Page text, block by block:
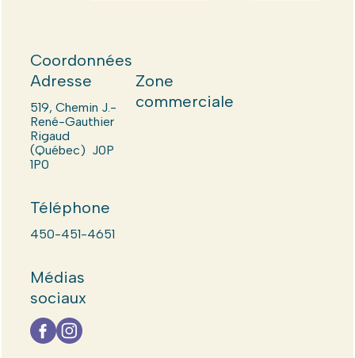
Coordonnées
Adresse
519, Chemin J.-
René-Gauthier
Rigaud
(Québec) J0P
1P0
Téléphone
450-451-4651
Médias
sociaux
Zone
commerciale